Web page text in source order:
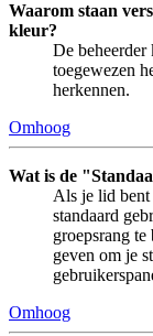
Waarom staan
kleur?
De beheerder
toegewezen
herkennen.
Omhoog
Wat is de
Als je lid bent
standaard
groepsrang te
geven om je
Omhoog